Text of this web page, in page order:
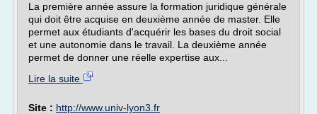
La première année assure la formation juridique générale
qui doit être acquise en deuxième année de master. Elle
permet aux étudiants d'acquérir les bases du droit social
et une autonomie dans le travail. La deuxième année
permet de donner une réelle expertise aux...
Lire la suite
Site : http://www.univ-lyon3.fr